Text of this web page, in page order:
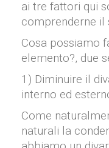
ai tre fattori qui
comprenderne il
Cosa possiamo
elemento?, due
1) Diminuire il
interno ed
Come
naturali la